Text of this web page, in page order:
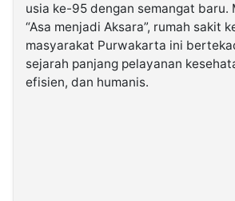
Kabarbaru.co
2026
Kabarbaru
usia ke-95 dengan semangat baru.
“Asa menjadi Aksara”, rumah sakit
masyarakat Purwakarta ini
sejarah panjang pelayanan
efisien, dan humanis.